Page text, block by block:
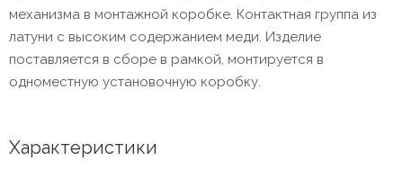
механизма в монтажной коробке. Контактная группа из
латуни с высоким содержанием меди. Изделие
поставляется в сборе в рамкой, монтируется в
одноместную установочную коробку.
Характеристики